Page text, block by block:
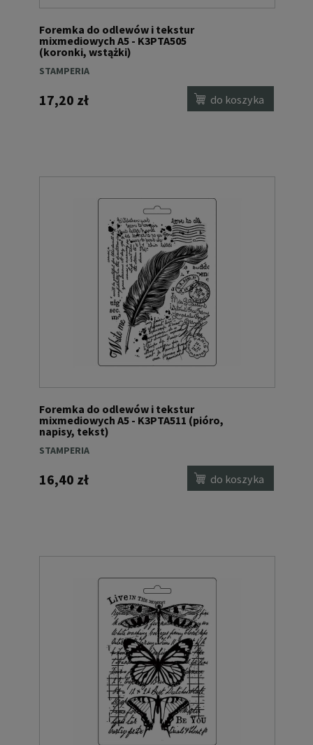
Foremka do odlewów i tekstur
mixmediowych A5 - K3PTA505
(koronki, wstążki)
STAMPERIA
17,20 zł do koszyka
Foremka do odlewów i tekstur
mixmediowych A5 - K3PTA511 (pióro,
napisy, tekst)
STAMPERIA
16,40 zł do koszyka